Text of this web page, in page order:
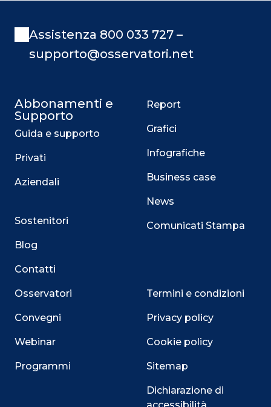
Assistenza 800 033 727 –
supporto@osservatori.net
Abbonamenti e
Supporto
Guida e supporto
Privati
Aziendali
Sostenitori
Blog
Contatti
Osservatori
Convegni
Webinar
Programmi
Report
Grafici
Infografiche
Business case
News
Comunicati Stampa
Termini e condizioni
Privacy policy
Cookie policy
Sitemap
Dichiarazione di